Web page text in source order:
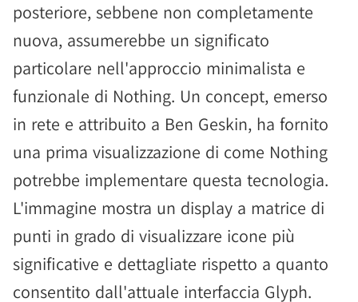
posteriore, sebbene non completamente
nuova, assumerebbe un significato
particolare nell'approccio minimalista e
funzionale di Nothing. Un concept, emerso
in rete e attribuito a Ben Geskin, ha fornito
una prima visualizzazione di come Nothing
potrebbe implementare questa tecnologia.
L'immagine mostra un display a matrice di
punti in grado di visualizzare icone più
significative e dettagliate rispetto a quanto
consentito dall'attuale interfaccia Glyph.